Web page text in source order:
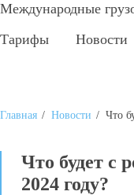
Международные
Тарифы
Новости
Главная / Новости / Что
Что будет с
2024 году?